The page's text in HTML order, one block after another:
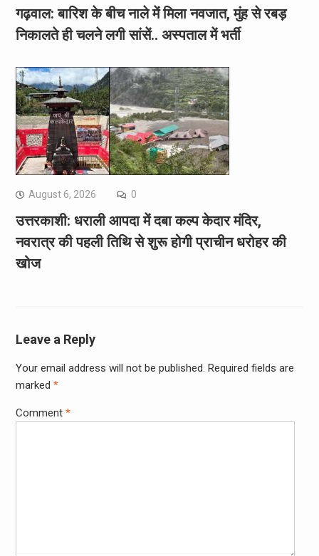
गढ़वाल: बारिश के बीच नाले में मिला नवजात, मुंह से रबड़
निकालते ही चलने लगी सांसें.. अस्पताल में भर्ती
August 6, 2026 0
उत्तरकाशी: धराली आपदा में दबा कल्प केदार मंदिर,
नवरात्र की पहली तिथि से शुरू होगी प्राचीन धरोहर की
खोज
Leave a Reply
Your email address will not be published. Required fields are
marked *
Comment *